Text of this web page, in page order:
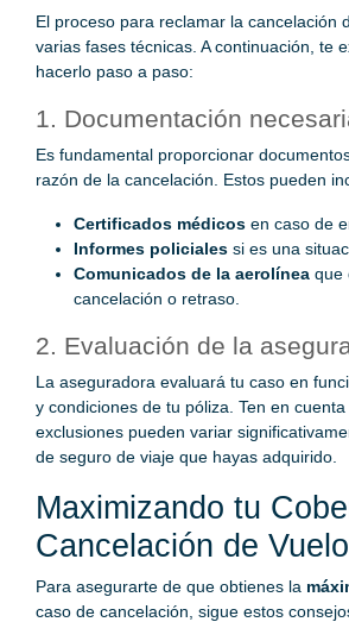
El proceso para reclamar la cancelación
varias fases técnicas. A continuación, te
hacerlo paso a paso:
1. Documentación
Es fundamental proporcionar
razón de la cancelación. Estos pueden
Certificados médicos en caso de
Informes policiales si es una
Comunicados de la aerolínea que
cancelación o retraso.
2. Evaluación de la
La aseguradora evaluará tu caso en
y condiciones de tu póliza. Ten en
exclusiones pueden variar
de seguro de viaje que hayas adquirido.
Maximizando tu
Cancelación de
Para asegurarte de que obtienes la
caso de cancelación, sigue estos